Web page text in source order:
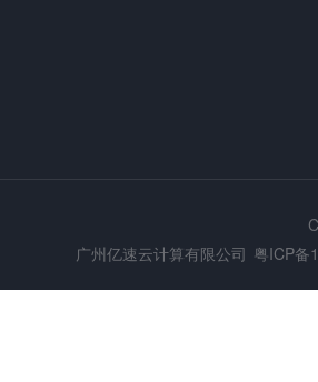
广州亿速云计算有限公司 粤ICP备